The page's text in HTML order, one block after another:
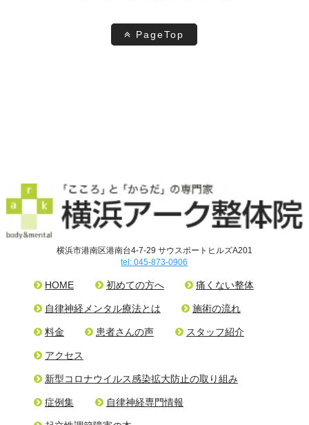
PageTop
横浜市港南区港南台4-7-29 サウスポートヒルズA201
tel: 045-873-0906
HOME 初めての方へ 痛くない整体
自律神経メンタル療法とは 施術の流れ
料金 患者さんの声 スタッフ紹介
アクセス
新型コロナウイルス感染拡大防止の取り組み
症例集 自律神経専門情報